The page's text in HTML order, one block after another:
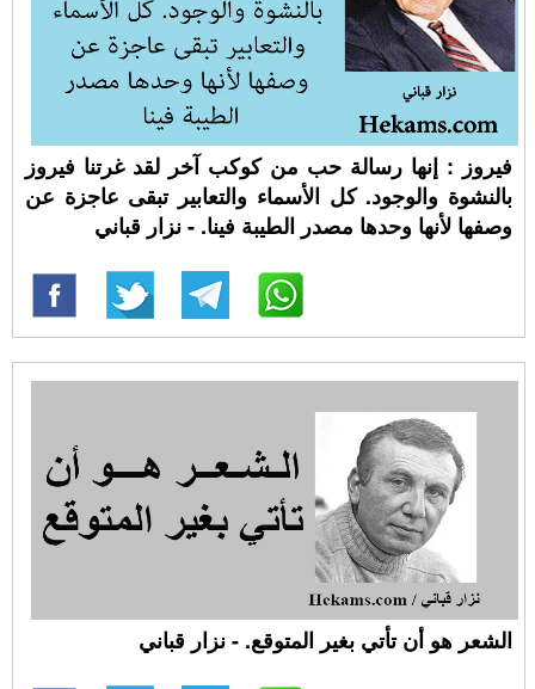
فيروز : إنها رسالة حب من كوكب آخر لقد غرتنا فيروز
بالنشوة والوجود. كل الأسماء والتعابير تبقى عاجزة عن
وصفها لأنها وحدها مصدر الطيبة فينا. - نزار قباني
الشعر هو أن تأتي بغير المتوقع. - نزار قباني